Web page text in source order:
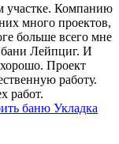
участке. Компанию
много проектов,
больше всего мне
бани Лейпциг. И
Проект
работу.
работ.
баню Укладка